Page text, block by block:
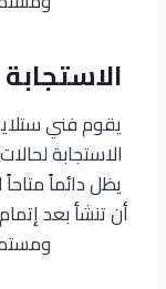
يقوم فني
الاستجابة
يظل دائماً
أن تنشأ بعد